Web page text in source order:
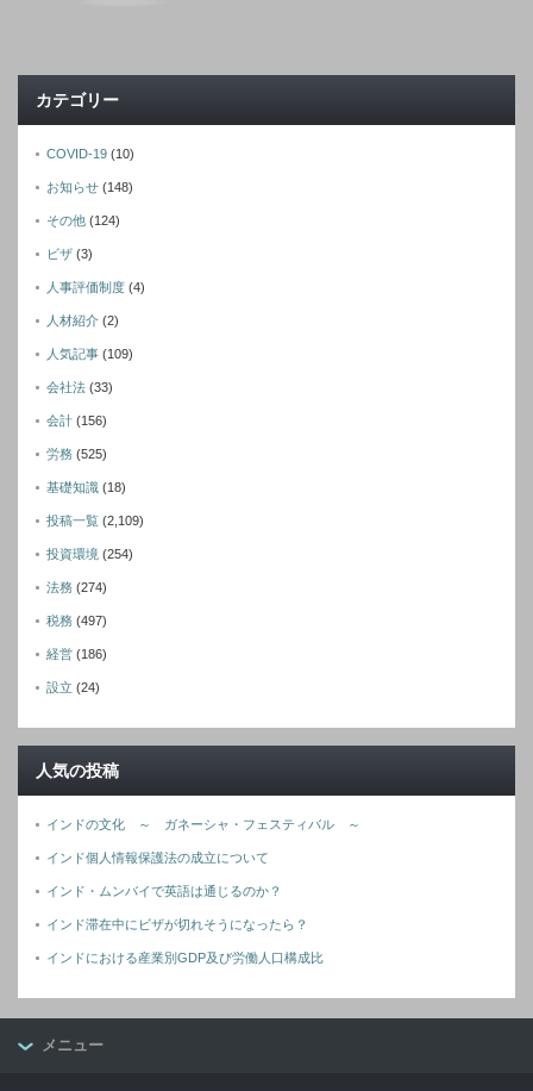
カテゴリー
COVID-19 (10)
お知らせ (148)
その他 (124)
ビザ (3)
人事評価制度 (4)
人材紹介 (2)
人気記事 (109)
会社法 (33)
会計 (156)
労務 (525)
基礎知識 (18)
投稿一覧 (2,109)
投資環境 (254)
法務 (274)
税務 (497)
経営 (186)
設立 (24)
人気の投稿
インドの文化 ～ ガネーシャ・フェスティバル ～
インド個人情報保護法の成立について
インド・ムンバイで英語は通じるのか？
インド滞在中にビザが切れそうになったら？
インドにおける産業別GDP及び労働人口構成比
メニュー